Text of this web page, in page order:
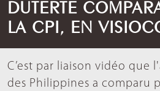
DUTERTE
LA CPI, EN
C’est par liaison vidéo que
des Philippines a comparu